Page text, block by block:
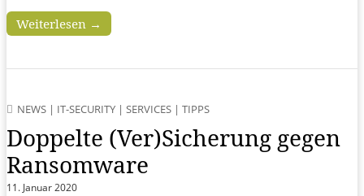
Weiterlesen →
NEWS | IT-SECURITY | SERVICES | TIPPS
Doppelte (Ver)Sicherung gegen
Ransomware
11. Januar 2020